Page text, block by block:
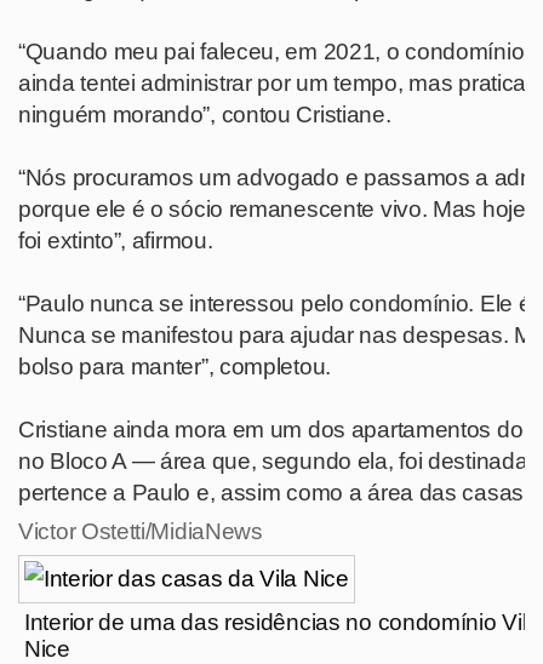
“Quando meu pai faleceu, em 2021, o condomínio
ainda tentei administrar por um tempo, mas
ninguém morando”, contou Cristiane.
“Nós procuramos um advogado e passamos a
porque ele é o sócio remanescente vivo. Mas hoje,
foi extinto”, afirmou.
“Paulo nunca se interessou pelo condomínio. Ele é
Nunca se manifestou para ajudar nas despesas.
bolso para manter”, completou.
Cristiane ainda mora em um dos apartamentos do
no Bloco A — área que, segundo ela, foi destinada
pertence a Paulo e, assim como a área das casas,
Victor Ostetti/MidiaNews
Interior de uma das residências no condomínio Vila
Nice